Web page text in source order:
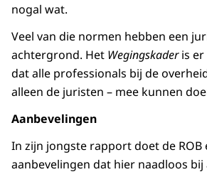
nogal wat.
Veel van die normen hebben een
achtergrond. Het Wegingskaderis
dat alle professionals bij de
alleen de juristen – mee kunnen
Aanbevelingen
In zijn jongste rapport doet de ROB
aanbevelingen dat hier naadloos bij